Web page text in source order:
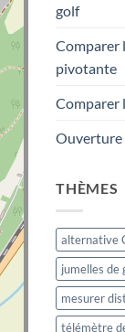
golf
Comparer
pivotante
Comparer
Ouverture
THÈMES
alternative
jumelles de
mesurer
télémètre